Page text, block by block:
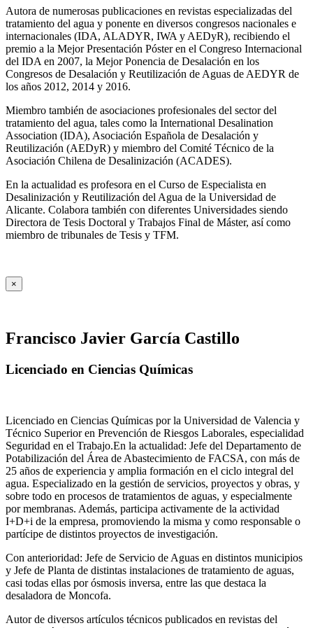
Autora de numerosas publicaciones en revistas especializadas del
tratamiento del agua y ponente en diversos congresos nacionales e
internacionales (IDA, ALADYR, IWA y AEDyR), recibiendo el
premio a la Mejor Presentación Póster en el Congreso Internacional
del IDA en 2007, la Mejor Ponencia de Desalación en los
Congresos de Desalación y Reutilización de Aguas de AEDYR de
los años 2012, 2014 y 2016.
Miembro también de asociaciones profesionales del sector del
tratamiento del agua, tales como la International Desalination
Association (IDA), Asociación Española de Desalación y
Reutilización (AEDyR) y miembro del Comité Técnico de la
Asociación Chilena de Desalinización (ACADES).
En la actualidad es profesora en el Curso de Especialista en
Desalinización y Reutilización del Agua de la Universidad de
Alicante. Colabora también con diferentes Universidades siendo
Directora de Tesis Doctoral y Trabajos Final de Máster, así como
miembro de tribunales de Tesis y TFM.
×
Francisco Javier García Castillo
Licenciado en Ciencias Químicas
Licenciado en Ciencias Químicas por la Universidad de Valencia y
Técnico Superior en Prevención de Riesgos Laborales, especialidad
Seguridad en el Trabajo.En la actualidad: Jefe del Departamento de
Potabilización del Área de Abastecimiento de FACSA, con más de
25 años de experiencia y amplia formación en el ciclo integral del
agua. Especializado en la gestión de servicios, proyectos y obras, y
sobre todo en procesos de tratamientos de aguas, y especialmente
por membranas. Además, participa activamente de la actividad
I+D+i de la empresa, promoviendo la misma y como responsable o
partícipe de distintos proyectos de investigación.
Con anterioridad: Jefe de Servicio de Aguas en distintos municipios
y Jefe de Planta de distintas instalaciones de tratamiento de aguas,
casi todas ellas por ósmosis inversa, entre las que destaca la
desaladora de Moncofa.
Autor de diversos artículos técnicos publicados en revistas del